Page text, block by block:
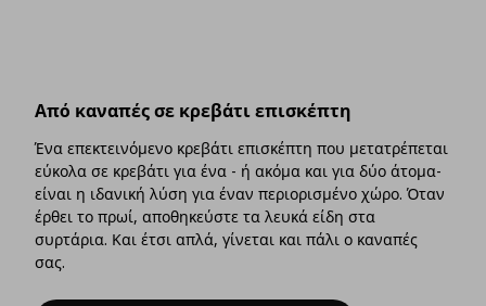
Από καναπές σε κρεβάτι επισκέπτη
Ένα επεκτεινόμενο κρεβάτι επισκέπτη που μετατρέπεται
εύκολα σε κρεβάτι για ένα - ή ακόμα και για δύο άτομα-
είναι η ιδανική λύση για έναν περιορισμένο χώρο. Όταν
έρθει το πρωί, αποθηκεύστε τα λευκά είδη στα
συρτάρια. Και έτσι απλά, γίνεται και πάλι ο καναπές
σας.